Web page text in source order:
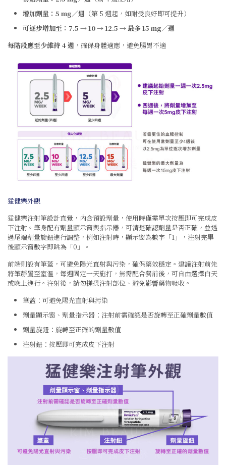
增加劑量：5 mg／週 （第 5 週起，如耐受良好即可提升）
可逐步增加至：7.5 → 10 → 12.5 → 最多 15 mg／週
每階段應至少維持 4 週 ，確保身體適應，避免腸胃不適
猛健樂外觀
猛健樂注射筆設計直覺，內含預設劑量，使用時僅需單次按壓即可完成皮
下注射。 筆身配有劑量顯示窗與指示器，可清楚確認劑量是否正確，並透
過尾端劑量旋鈕進行調整，例如注射時，顯示窗為數字「1」，注射完畢
後顯示窗數字即跳為「0」。
前端則設有筆蓋，可避免陽光直射與污染，確保藥效穩定。建議注射前先
將筆靜置至室溫，每週固定一天施打，無需配合餐前後，可自由選擇白天
或晚上進行。注射後，請勿搓揉注射部位、避免影響藥物吸收。
筆蓋：可避免陽光直射與污染
劑量顯示窗、劑量指示器：注射前需確認是否旋轉至正確劑量數值
劑量旋鈕：旋轉至正確的劑量數值
注射鈕：按壓即可完成皮下注射